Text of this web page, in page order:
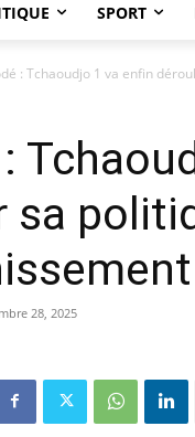
SPORT
: Tchaoudjo 1 va enfin
sa
28, 2025